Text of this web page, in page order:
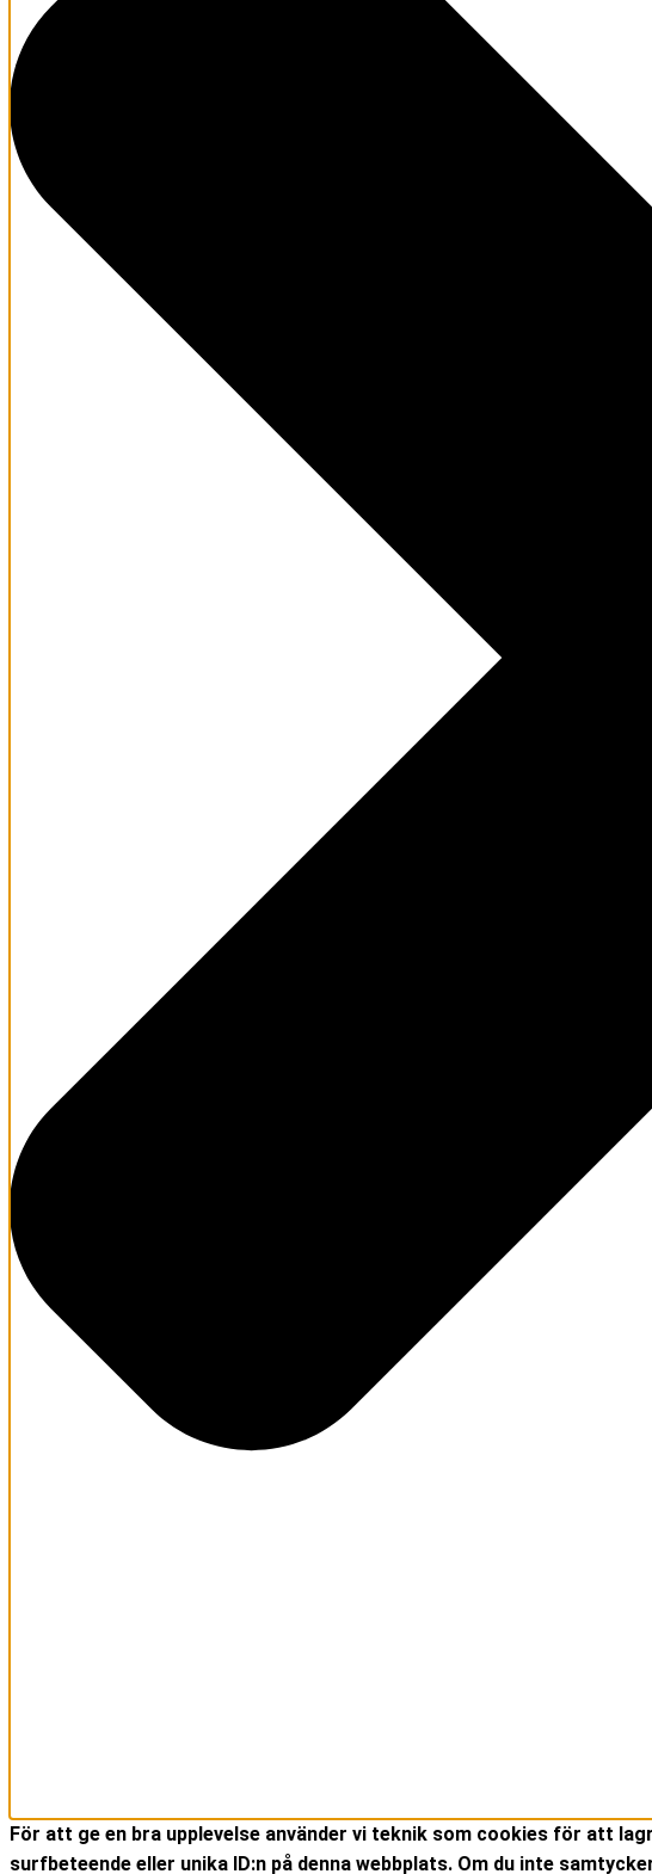
För att ge en bra upplevelse använder vi teknik som cookies för att
surfbeteende eller unika ID:n på denna webbplats. Om du inte